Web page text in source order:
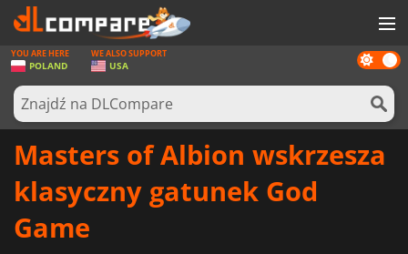
GRY
KARTY DO GIER
OPROGRAMOWANIE
SPRZĘT KOMPUTEROWY
Dark
mode
YOU ARE HERE
POLAND
WE ALSO SUPPORT
USA
Masters of Albion wskrzesza
klasyczny gatunek God
Game